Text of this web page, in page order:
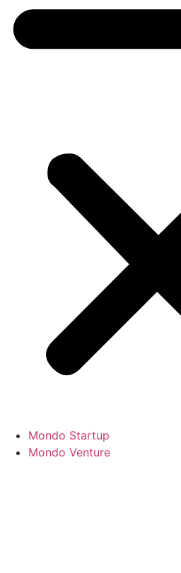
Mondo Startup
Mondo Venture